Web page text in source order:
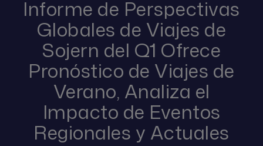
Informe de Perspectivas
Globales de Viajes de
Sojern del Q1 Ofrece
Pronóstico de Viajes de
Verano, Analiza el
Impacto de Eventos
Regionales y Actuales